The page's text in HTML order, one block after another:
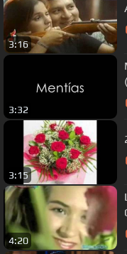
3:16
3:32
3:15
4:20